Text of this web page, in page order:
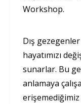
Workshop.
Dış
hayatımızı
sunarlar. Bu
anlamaya